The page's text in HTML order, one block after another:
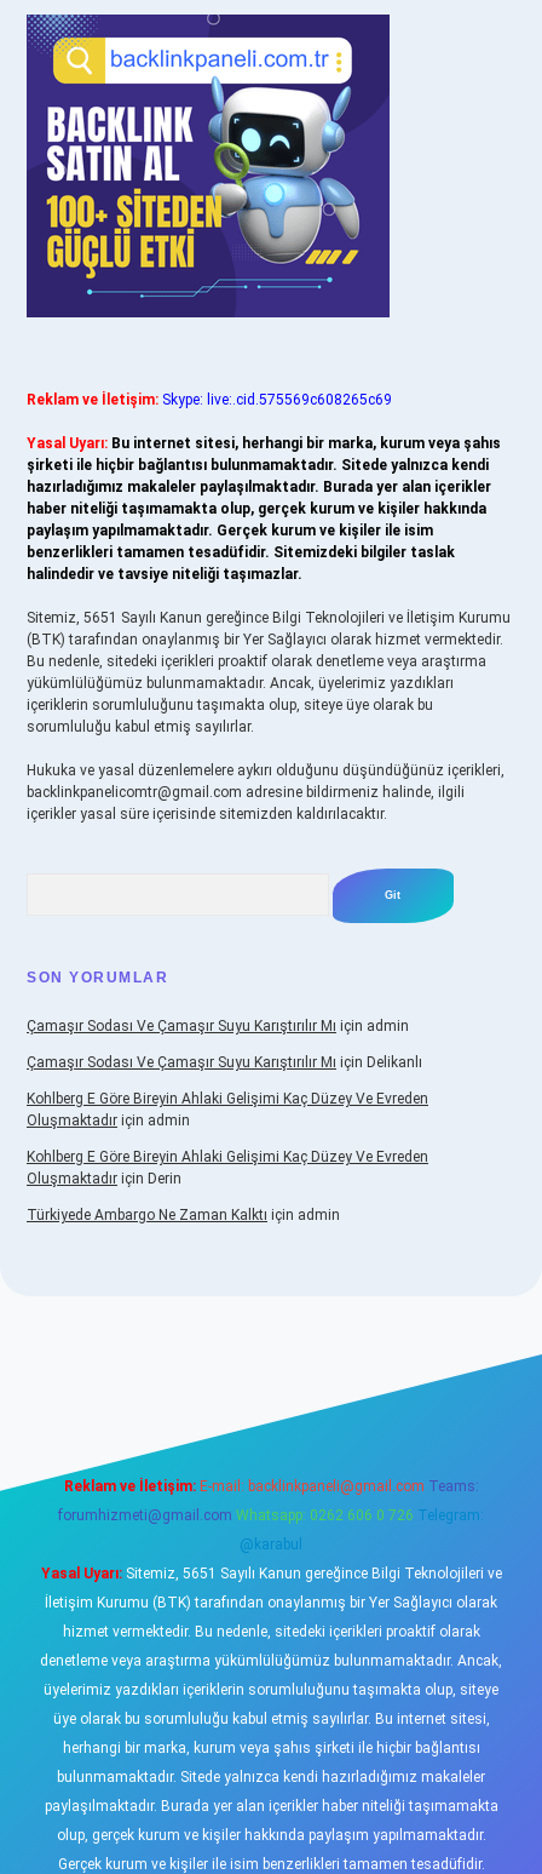
Reklam ve İletişim: Skype: live:.cid.575569c608265c69
Yasal Uyarı: Bu internet sitesi, herhangi bir marka, kurum veya şahıs
şirketi ile hiçbir bağlantısı bulunmamaktadır. Sitede yalnızca kendi
hazırladığımız makaleler paylaşılmaktadır. Burada yer alan içerikler
haber niteliği taşımamakta olup, gerçek kurum ve kişiler hakkında
paylaşım yapılmamaktadır. Gerçek kurum ve kişiler ile isim
benzerlikleri tamamen tesadüfidir. Sitemizdeki bilgiler taslak
halindedir ve tavsiye niteliği taşımazlar.
Sitemiz, 5651 Sayılı Kanun gereğince Bilgi Teknolojileri ve İletişim Kurumu
(BTK) tarafından onaylanmış bir Yer Sağlayıcı olarak hizmet vermektedir.
Bu nedenle, sitedeki içerikleri proaktif olarak denetleme veya araştırma
yükümlülüğümüz bulunmamaktadır. Ancak, üyelerimiz yazdıkları
içeriklerin sorumluluğunu taşımakta olup, siteye üye olarak bu
sorumluluğu kabul etmiş sayılırlar.
Hukuka ve yasal düzenlemelere aykırı olduğunu düşündüğünüz içerikleri,
backlinkpanelicomtr@gmail.com adresine bildirmeniz halinde, ilgili
içerikler yasal süre içerisinde sitemizden kaldırılacaktır.
SON YORUMLAR
Çamaşır Sodası Ve Çamaşır Suyu Karıştırılır Mı için admin
Çamaşır Sodası Ve Çamaşır Suyu Karıştırılır Mı için Delikanlı
Kohlberg E Göre Bireyin Ahlaki Gelişimi Kaç Düzey Ve Evreden
Oluşmaktadır için admin
Kohlberg E Göre Bireyin Ahlaki Gelişimi Kaç Düzey Ve Evreden
Oluşmaktadır için Derin
Türkiyede Ambargo Ne Zaman Kalktı için admin
Reklam ve İletişim: E-mail: backlinkpaneli@gmail.com Teams:
forumhizmeti@gmail.com Whatsapp: 0262 606 0 726 Telegram:
@karabul
Yasal Uyarı:Sitemiz, 5651 Sayılı Kanun gereğince Bilgi Teknolojileri ve
İletişim Kurumu (BTK) tarafından onaylanmış bir Yer Sağlayıcı olarak
hizmet vermektedir. Bu nedenle, sitedeki içerikleri proaktif olarak
denetleme veya araştırma yükümlülüğümüz bulunmamaktadır. Ancak,
üyelerimiz yazdıkları içeriklerin sorumluluğunu taşımakta olup, siteye
üye olarak bu sorumluluğu kabul etmiş sayılırlar. Bu internet sitesi,
herhangi bir marka, kurum veya şahıs şirketi ile hiçbir bağlantısı
bulunmamaktadır. Sitede yalnızca kendi hazırladığımız makaleler
paylaşılmaktadır. Burada yer alan içerikler haber niteliği taşımamakta
olup, gerçek kurum ve kişiler hakkında paylaşım yapılmamaktadır.
Gerçek kurum ve kişiler ile isim benzerlikleri tamamen tesadüfidir.